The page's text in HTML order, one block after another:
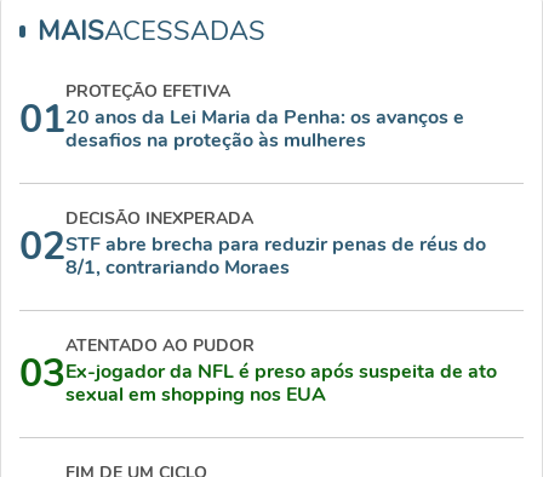
MAISACESSADAS
01
PROTEÇÃO EFETIVA
20 anos da Lei Maria da Penha: os avanços e
desafios na proteção às mulheres
02
DECISÃO INEXPERADA
STF abre brecha para reduzir penas de réus do
8/1, contrariando Moraes
03
ATENTADO AO PUDOR
Ex-jogador da NFL é preso após suspeita de ato
sexual em shopping nos EUA